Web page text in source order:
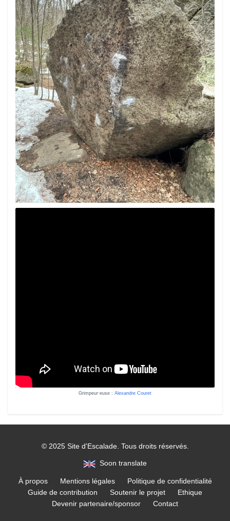
Grimpeur·euse : Alexandre Couret
© 2025 Site d'Escalade. Tous droits réservés.
Soon translate
À propos Mentions légales
Politique de confidentialité
Guide de contribution
Soutenir le projet
Ethique
Devenir partenaire/sponsor
Contact